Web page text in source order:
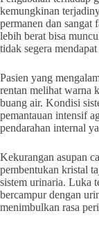
kemungkinan
permanen dan sangat
lebih berat bisa
tidak segera
Pasien yang
rentan melihat warna
buang air. Kondisi
pemantauan intensif
pendarahan internal
Kekurangan asupan
pembentukan kristal
sistem urinaria. Luka
bercampur dengan
menimbulkan rasa